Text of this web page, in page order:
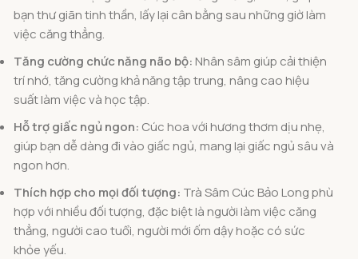
bạn thư giãn tinh thần, lấy lại cân bằng sau những giờ làm
việc căng thẳng.
Tăng cường chức năng não bộ: Nhân sâm giúp cải thiện
trí nhớ, tăng cường khả năng tập trung, nâng cao hiệu
suất làm việc và học tập.
Hỗ trợ giấc ngủ ngon: Cúc hoa với hương thơm dịu nhẹ,
giúp bạn dễ dàng đi vào giấc ngủ, mang lại giấc ngủ sâu và
ngon hơn.
Thích hợp cho mọi đối tượng: Trà Sâm Cúc Bảo Long phù
hợp với nhiều đối tượng, đặc biệt là người làm việc căng
thẳng, người cao tuổi, người mới ốm dậy hoặc có sức
khỏe yếu.